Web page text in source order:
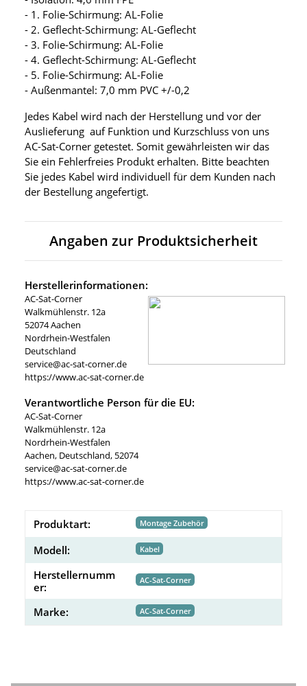
- 1. Folie-Schirmung: AL-Folie
- 2. Geflecht-Schirmung: AL-Geflecht
- 3. Folie-Schirmung: AL-Folie
- 4. Geflecht-Schirmung: AL-Geflecht
- 5. Folie-Schirmung: AL-Folie
- Außenmantel: 7,0 mm PVC +/-0,2
Jedes Kabel wird nach der Herstellung und vor der
Auslieferung auf Funktion und Kurzschluss von uns
AC-Sat-Corner getestet. Somit gewährleisten wir das
Sie ein Fehlerfreies Produkt erhalten. Bitte beachten
Sie jedes Kabel wird individuell für dem Kunden nach
der Bestellung angefertigt.
Angaben zur Produktsicherheit
Herstellerinformationen:
AC-Sat-Corner
Walkmühlenstr. 12a
52074 Aachen
Nordrhein-Westfalen
Deutschland
service@ac-sat-corner.de
https://www.ac-sat-corner.de
Verantwortliche Person für die EU:
AC-Sat-Corner
Walkmühlenstr. 12a
Nordrhein-Westfalen
Aachen, Deutschland, 52074
service@ac-sat-corner.de
https://www.ac-sat-corner.de
Produktart: Montage Zubehör
Modell: Kabel
Herstellernumm
er:
AC-Sat-Corner
Marke: AC-Sat-Corner